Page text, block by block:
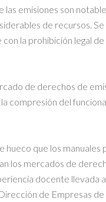
las emisiones son
de recursos.
la prohibición legal
de derechos de
compresión del
que los
los mercados de
docente llevada
de Empresas